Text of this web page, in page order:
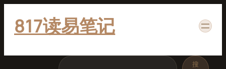
817读易笔记
搜